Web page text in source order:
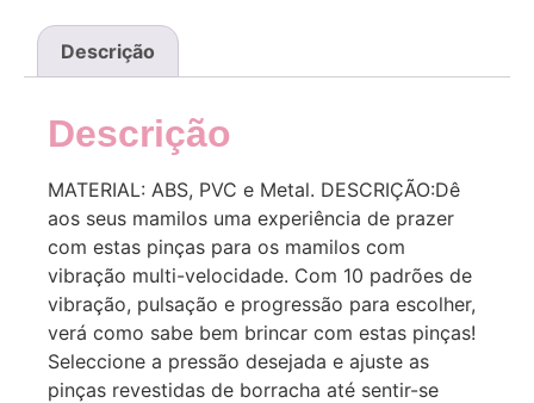
Descrição
Descrição
MATERIAL: ABS, PVC e Metal. DESCRIÇÃO:Dê
aos seus mamilos uma experiência de prazer
com estas pinças para os mamilos com
vibração multi-velocidade. Com 10 padrões de
vibração, pulsação e progressão para escolher,
verá como sabe bem brincar com estas pinças!
Seleccione a pressão desejada e ajuste as
pinças revestidas de borracha até sentir-se